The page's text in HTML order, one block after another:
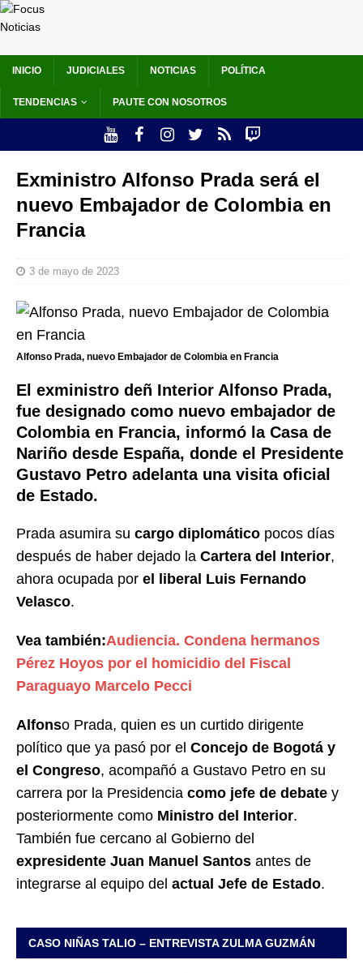
INICIO JUDICIALES NOTICIAS POLÍTICA
TENDENCIAS PAUTE CON NOSOTROS
Exministro Alfonso Prada será el
nuevo Embajador de Colombia en
Francia
3 de mayo de 2023
Alfonso Prada, nuevo Embajador de Colombia en Francia
El exministro deñ Interior Alfonso Prada,
fue designado como nuevo embajador de
Colombia en Francia, informó la Casa de
Nariño desde España, donde el Presidente
Gustavo Petro adelanta una visita oficial
de Estado.
Prada asumira su cargo diplomático pocos días
después de haber dejado la Cartera del Interior,
ahora ocupada por el liberal Luis Fernando
Velasco.
Vea también:Audiencia. Condena hermanos
Pérez Hoyos por el homicidio del Fiscal
Paraguayo Marcelo Pecci
Alfonso Prada, quien es un curtido dirigente
político que ya pasó por el Concejo de Bogotá y
el Congreso, acompañó a Gustavo Petro en su
carrera por la Presidencia como jefe de debate y
posteriormente como Ministro del Interior.
También fue cercano al Gobierno del
expresidente Juan Manuel Santos antes de
integrarse al equipo del actual Jefe de Estado.
CASO NIÑAS TALIO – ENTREVISTA ZULMA GUZMÁN